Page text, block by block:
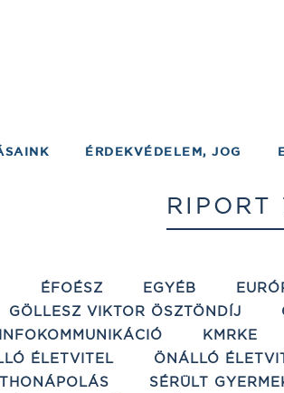
ÉRDEKVÉDELEM, JOG
RIPORT
ÉFOÉSZ EGYÉB
GÖLLESZ VIKTOR ÖSZTÖNDÍJ
INFOKOMMUNIKÁCIÓ KMRKE
ÉLETVITEL ÖNÁLLÓ
SÉRÜLT